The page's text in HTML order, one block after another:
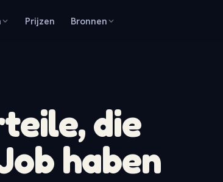
Prijzen Bronnen
die
haben